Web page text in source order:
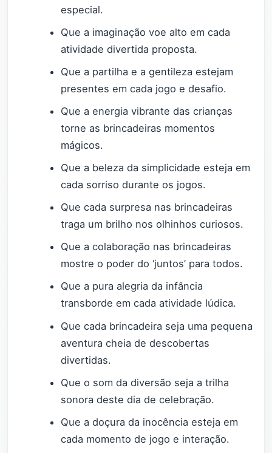
especial.
Que a imaginação voe alto em cada
atividade divertida proposta.
Que a partilha e a gentileza estejam
presentes em cada jogo e desafio.
Que a energia vibrante das crianças
torne as brincadeiras momentos
mágicos.
Que a beleza da simplicidade esteja em
cada sorriso durante os jogos.
Que cada surpresa nas brincadeiras
traga um brilho nos olhinhos curiosos.
Que a colaboração nas brincadeiras
mostre o poder do ‘juntos’ para todos.
Que a pura alegria da infância
transborde em cada atividade lúdica.
Que cada brincadeira seja uma pequena
aventura cheia de descobertas
divertidas.
Que o som da diversão seja a trilha
sonora deste dia de celebração.
Que a doçura da inocência esteja em
cada momento de jogo e interação.